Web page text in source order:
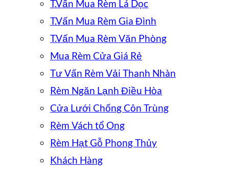
T.Vấn Mua Rèm Lá Dọc
T.Vấn Mua Rèm Gia Đình
T.Vấn Mua Rèm Văn Phòng
Mua Rèm Cửa Giá Rẻ
Tư Vấn Rèm Vải Thanh Nhàn
Rèm Ngăn Lạnh Điều Hòa
Cửa Lưới Chống Côn Trùng
Rèm Vách tổ Ong
Rèm Hạt Gỗ Phong Thủy
Khách Hàng